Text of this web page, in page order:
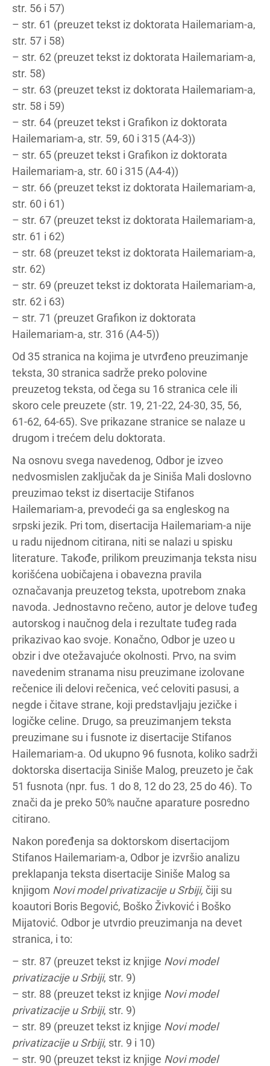
str. 56 i 57)
– str. 61 (preuzet tekst iz doktorata Hailemariam-a,
str. 57 i 58)
– str. 62 (preuzet tekst iz doktorata Hailemariam-a,
str. 58)
– str. 63 (preuzet tekst iz doktorata Hailemariam-a,
str. 58 i 59)
– str. 64 (preuzet tekst i Grafikon iz doktorata
Hailemariam-a, str. 59, 60 i 315 (A4-3))
– str. 65 (preuzet tekst i Grafikon iz doktorata
Hailemariam-a, str. 60 i 315 (A4-4))
– str. 66 (preuzet tekst iz doktorata Hailemariam-a,
str. 60 i 61)
– str. 67 (preuzet tekst iz doktorata Hailemariam-a,
str. 61 i 62)
– str. 68 (preuzet tekst iz doktorata Hailemariam-a,
str. 62)
– str. 69 (preuzet tekst iz doktorata Hailemariam-a,
str. 62 i 63)
– str. 71 (preuzet Grafikon iz doktorata
Hailemariam-a, str. 316 (A4-5))
Od 35 stranica na kojima je utvrđeno preuzimanje
teksta, 30 stranica sadrže preko polovine
preuzetog teksta, od čega su 16 stranica cele ili
skoro cele preuzete (str. 19, 21-22, 24-30, 35, 56,
61-62, 64-65). Sve prikazane stranice se nalaze u
drugom i trećem delu doktorata.
Na osnovu svega navedenog, Odbor je izveo
nedvosmislen zaključak da je Siniša Mali doslovno
preuzimao tekst iz disertacije Stifanos
Hailemariam-a, prevodeći ga sa engleskog na
srpski jezik. Pri tom, disertacija Hailemariam-a nije
u radu nijednom citirana, niti se nalazi u spisku
literature. Takođe, prilikom preuzimanja teksta nisu
korišćena uobičajena i obavezna pravila
označavanja preuzetog teksta, upotrebom znaka
navoda. Jednostavno rečeno, autor je delove tuđeg
autorskog i naučnog dela i rezultate tuđeg rada
prikazivao kao svoje. Konačno, Odbor je uzeo u
obzir i dve otežavajuće okolnosti. Prvo, na svim
navedenim stranama nisu preuzimane izolovane
rečenice ili delovi rečenica, već celoviti pasusi, a
negde i čitave strane, koji predstavljaju jezičke i
logičke celine. Drugo, sa preuzimanjem teksta
preuzimane su i fusnote iz disertacije Stifanos
Hailemariam-a. Od ukupno 96 fusnota, koliko sadrži
doktorska disertacija Siniše Malog, preuzeto je čak
51 fusnota (npr. fus. 1 do 8, 12 do 23, 25 do 46). To
znači da je preko 50% naučne aparature posredno
citirano.
Nakon poređenja sa doktorskom disertacijom
Stifanos Hailemariam-a, Odbor je izvršio analizu
preklapanja teksta disertacije Siniše Malog sa
knjigom Novi model privatizacije u Srbiji, čiji su
koautori Boris Begović, Boško Živković i Boško
Mijatović. Odbor je utvrdio preuzimanja na devet
stranica, i to:
– str. 87 (preuzet tekst iz knjige Novi model
privatizacije u Srbiji, str. 9)
– str. 88 (preuzet tekst iz knjige Novi model
privatizacije u Srbiji, str. 9)
– str. 89 (preuzet tekst iz knjige Novi model
privatizacije u Srbiji, str. 9 i 10)
– str. 90 (preuzet tekst iz knjige Novi model